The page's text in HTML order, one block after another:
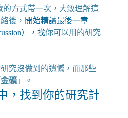
的方式帶一次，大致理解這
後， 開始精讀最後一章
），找你可以用的研究
究沒做到的遺憾，而那些
金礦 」。
，找到你的研究計